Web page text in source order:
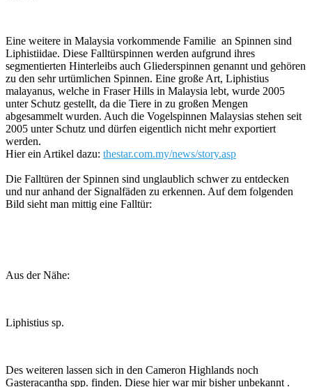
Eine weitere in Malaysia vorkommende Familie an Spinnen sind
Liphistiidae. Diese Falltürspinnen werden aufgrund ihres
segmentierten Hinterleibs auch Gliederspinnen genannt und gehören
zu den sehr urtümlichen Spinnen. Eine große Art, Liphistius
malayanus, welche in Fraser Hills in Malaysia lebt, wurde 2005
unter Schutz gestellt, da die Tiere in zu großen Mengen
abgesammelt wurden. Auch die Vogelspinnen Malaysias stehen seit
2005 unter Schutz und dürfen eigentlich nicht mehr exportiert
werden.
Hier ein Artikel dazu: thestar.com.my/news/story.asp
Die Falltüren der Spinnen sind unglaublich schwer zu entdecken
und nur anhand der Signalfäden zu erkennen. Auf dem folgenden
Bild sieht man mittig eine Falltür:
Aus der Nähe:
Liphistius sp.
Des weiteren lassen sich in den Cameron Highlands noch
Gasteracantha spp. finden. Diese hier war mir bisher unbekannt .